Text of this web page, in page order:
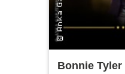
Bonnie Tyler